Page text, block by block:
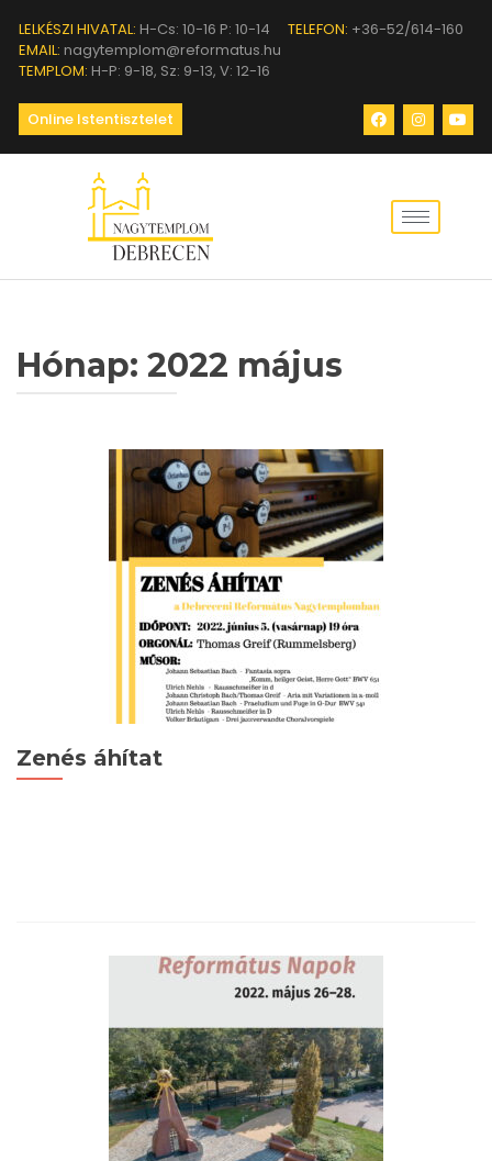
LELKÉSZI HIVATAL: H-Cs: 10-16 P: 10-14 TELEFON: +36-52/614-160
EMAIL: nagytemplom@reformatus.hu
TEMPLOM: H-P: 9-18, Sz: 9-13, V: 12-16
Online Istentisztelet
Hónap: 2022 május
Zenés áhítat